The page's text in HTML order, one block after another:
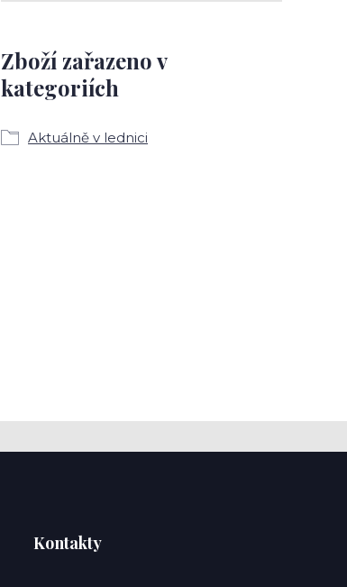
Zboží zařazeno v
kategoriích
Aktuálně v lednici
Kontakty